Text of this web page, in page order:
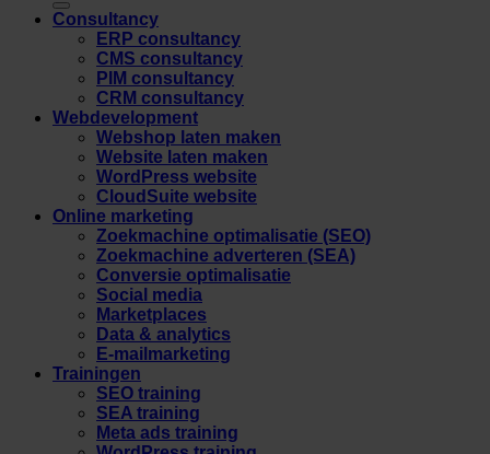
Consultancy
ERP consultancy
CMS consultancy
PIM consultancy
CRM consultancy
Webdevelopment
Webshop laten maken
Website laten maken
WordPress website
CloudSuite website
Online marketing
Zoekmachine optimalisatie (SEO)
Zoekmachine adverteren (SEA)
Conversie optimalisatie
Social media
Marketplaces
Data & analytics
E-mailmarketing
Trainingen
SEO training
SEA training
Meta ads training